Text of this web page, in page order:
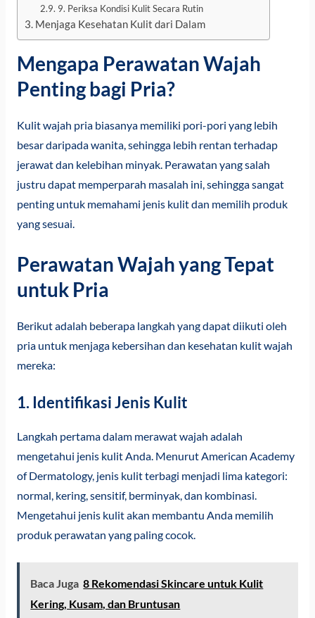
9. Periksa Kondisi Kulit Secara Rutin
Menjaga Kesehatan Kulit dari Dalam
Mengapa Perawatan Wajah
Penting bagi Pria?
Kulit wajah pria biasanya memiliki pori-pori yang lebih
besar daripada wanita, sehingga lebih rentan terhadap
jerawat dan kelebihan minyak. Perawatan yang salah
justru dapat memperparah masalah ini, sehingga sangat
penting untuk memahami jenis kulit dan memilih produk
yang sesuai.
Perawatan Wajah yang Tepat
untuk Pria
Berikut adalah beberapa langkah yang dapat diikuti oleh
pria untuk menjaga kebersihan dan kesehatan kulit wajah
mereka:
1. Identifikasi Jenis Kulit
Langkah pertama dalam merawat wajah adalah
mengetahui jenis kulit Anda. Menurut American Academy
of Dermatology, jenis kulit terbagi menjadi lima kategori:
normal, kering, sensitif, berminyak, dan kombinasi.
Mengetahui jenis kulit akan membantu Anda memilih
produk perawatan yang paling cocok.
Baca Juga 8 Rekomendasi Skincare untuk Kulit
Kering, Kusam, dan Bruntusan